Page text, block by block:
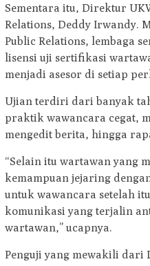
Sementara itu, Direktur
Relations, Deddy Irwandy.
Public Relations, lembaga
lisensi uji sertifikasi
menjadi asesor di setiap
Ujian terdiri dari banyak
praktik wawancara cegat,
mengedit berita, hingga
“Selain itu wartawan yang
kemampuan jejaring
untuk wawancara setelah
komunikasi yang terjalin
wartawan,” ucapnya.
Penguji yang mewakili dari